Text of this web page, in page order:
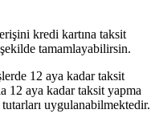
kredi kartına taksit
tamamlayabilirsin.
12 aya kadar taksit
12 aya kadar taksit yapma
uygulanabilmektedir.